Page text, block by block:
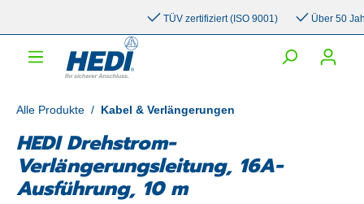
TÜV zertifiziert (ISO 9001) Über 50 Jahre
Alle Produkte / Kabel & Verlängerungen
HEDI Drehstrom-
Verlängerungsleitung, 16A-
Ausführung, 10 m